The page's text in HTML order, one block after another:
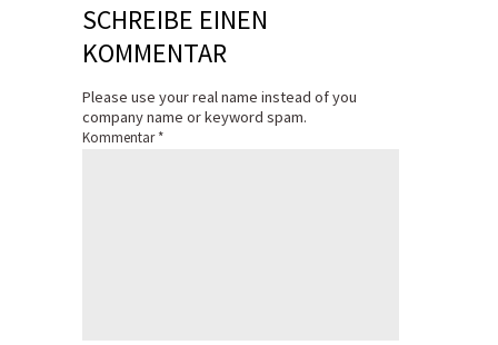
SCHREIBE EINEN
KOMMENTAR
Please use your real name instead of you
company name or keyword spam.
Kommentar*